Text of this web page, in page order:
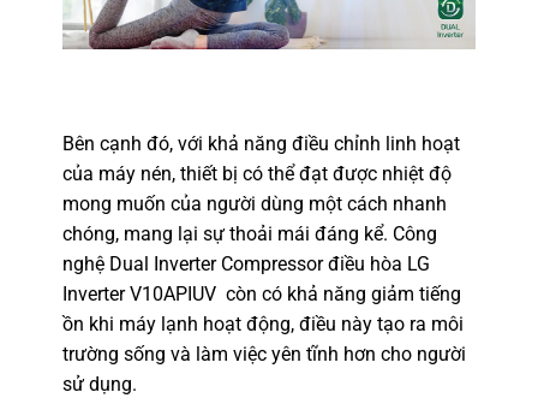
Bên cạnh đó, với khả năng điều chỉnh linh hoạt
của máy nén, thiết bị có thể đạt được nhiệt độ
mong muốn của người dùng một cách nhanh
chóng, mang lại sự thoải mái đáng kể. Công
nghệ Dual Inverter Compressor điều hòa LG
Inverter V10APIUV còn có khả năng giảm tiếng
ồn khi máy lạnh hoạt động, điều này tạo ra môi
trường sống và làm việc yên tĩnh hơn cho người
sử dụng.